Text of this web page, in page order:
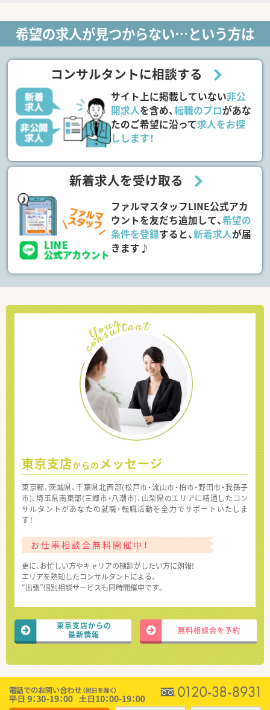
希望の求人が見つからない…という方は
コンサルタントに相談する
サイト上に掲載していない非公
開求人を含め、転職のプロがあな
たのご希望に沿って求人をお探
しします！
新着求人を受け取る
ファルマスタッフLINE公式アカ
ウントを友だち追加して、希望の
条件を登録すると、新着求人が届
きます♪
東京支店からの メッセージ
東京都、茨城県、千葉県北西部(松戸市・流山市・柏市・野田市・我孫子
市)、埼玉県南東部(三郷市・八潮市)、山梨県のエリアに精通したコン
サルタントがあなたの就職・転職活動を全力でサポートいたしま
す！
お仕事相談会無料開催中！
更に、お忙しい方やキャリアの棚卸がしたい方に朗報!
エリアを熟知したコンサルタントによる、
“出張”個別相談サービスも同時開催中です。
東京支店からの
最新情報
無料相談会を予約